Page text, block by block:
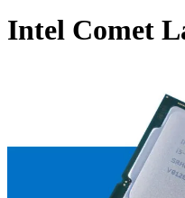
Intel Comet